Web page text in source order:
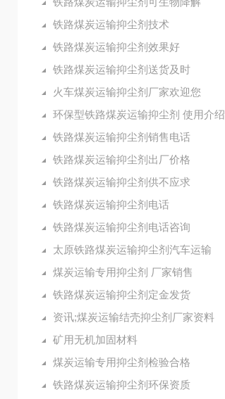
铁路煤炭运输抑尘剂技术
铁路煤炭运输抑尘剂效果好
铁路煤炭运输抑尘剂送货及时
火车煤炭运输抑尘剂厂家欢迎您
环保型铁路煤炭运输抑尘剂 使用介绍
铁路煤炭运输抑尘剂销售电话
铁路煤炭运输抑尘剂出厂价格
铁路煤炭运输抑尘剂供不应求
铁路煤炭运输抑尘剂电话
铁路煤炭运输抑尘剂电话咨询
太原铁路煤炭运输抑尘剂汽车运输
煤炭运输专用抑尘剂 厂家销售
铁路煤炭运输抑尘剂定金发货
资讯;煤炭运输结壳抑尘剂厂家资料
矿用无机加固材料
煤炭运输专用抑尘剂检验合格
铁路煤炭运输抑尘剂环保资质